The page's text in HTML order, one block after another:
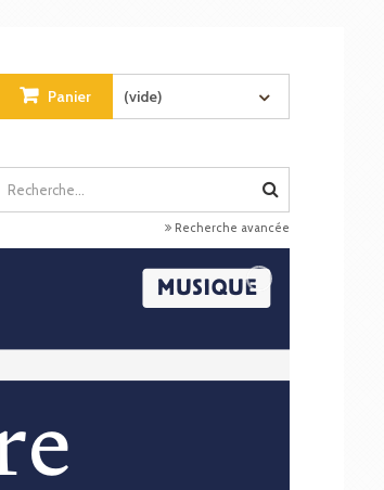
Panier (vide)
Recherche avancée